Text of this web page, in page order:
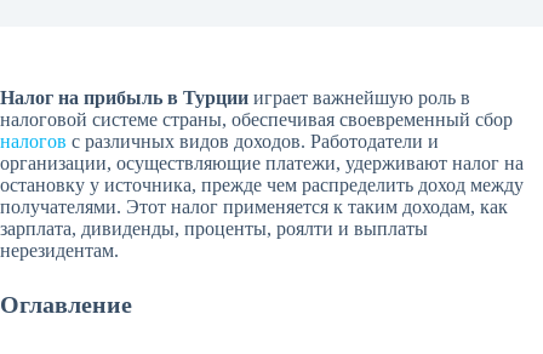
Налог на прибыль в Турции играет важнейшую роль в
налоговой системе страны, обеспечивая своевременный сбор
налогов с различных видов доходов. Работодатели и
организации, осуществляющие платежи, удерживают налог на
остановку у источника, прежде чем распределить доход между
получателями. Этот налог применяется к таким доходам, как
зарплата, дивиденды, проценты, роялти и выплаты
нерезидентам.
Оглавление